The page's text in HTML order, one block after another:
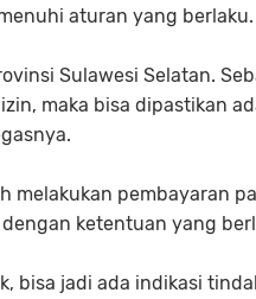
aturan yang berlaku.
Sulawesi Selatan.
maka bisa dipastikan
melakukan pembayaran
ketentuan yang
bisa jadi ada indikasi